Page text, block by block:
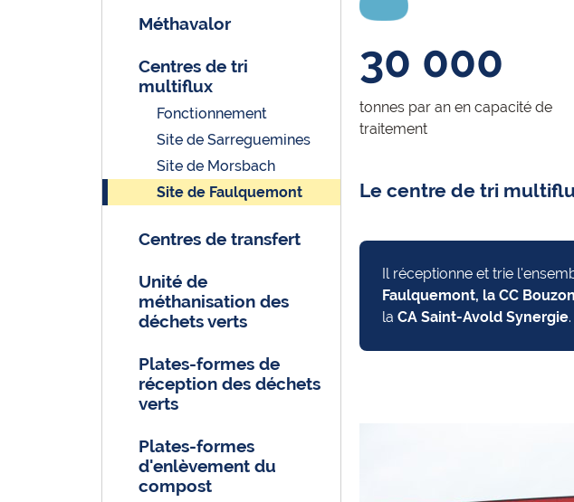
30 000
tonnes par an en capacité de
traitement
Le centre de tri
Il réceptionne et trie
Faulquemont, la CC
la CA Saint-Avold Synergie.
Méthavalor
Centres de tri
multiflux
Fonctionnement
Site de Sarreguemines
Site de Morsbach
Site de Faulquemont
Centres de transfert
Unité de
méthanisation des
déchets verts
Plates-formes de
réception des déchets
verts
Plates-formes
d'enlèvement du
compost